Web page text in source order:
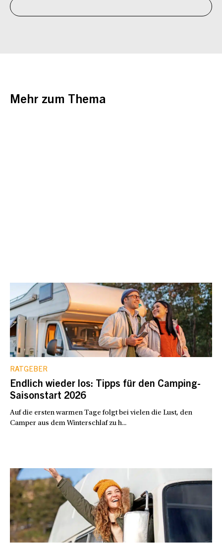
Mehr zum Thema
RATGEBER
Endlich wieder los: Tipps für den Camping-
Saisonstart 2026
Auf die ersten warmen Tage folgt bei vielen die Lust, den
Camper aus dem Winterschlaf zu h...